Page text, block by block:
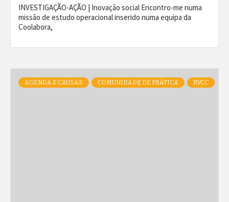
INVESTIGAÇÃO-AÇÃO | Inovação social Encontro-me numa
missão de estudo operacional inserido numa equipa da
Coolabora,
AGENDA E CAUSAS COMUNIDADE DE PRÁTICA RVCC